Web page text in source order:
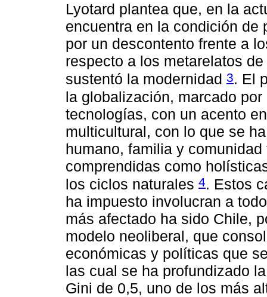
Lyotard plantea que, en la
encuentra en la condición de
por un descontento frente a
respecto a los metarelatos
sustentó la modernidad 3. El
la globalización, marcado
tecnologías, con un acento
multicultural, con lo que se
humano, familia y
comprendidas como
los ciclos naturales 4. Estos
ha impuesto involucran a
más afectado ha sido Chile,
modelo neoliberal, que
económicas y políticas que
las cual se ha profundizado
Gini de 0,5, uno de los más